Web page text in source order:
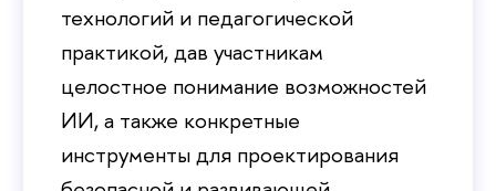
технологий и педагогической
практикой, дав участникам
целостное понимание возможностей
ИИ, а также конкретные
инструменты для проектирования